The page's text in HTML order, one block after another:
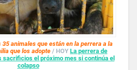
35 animales que están en la perrera a la
que los adopte / HOY La perrera de
sacrificios el próximo mes si continúa el
colapso